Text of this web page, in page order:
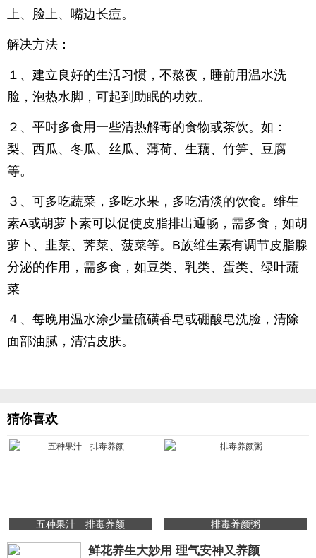
上、脸上、嘴边长痘。
解决方法：
１、建立良好的生活习惯，不熬夜，睡前用温水洗
脸，泡热水脚，可起到助眠的功效。
２、平时多食用一些清热解毒的食物或茶饮。如：
梨、西瓜、冬瓜、丝瓜、薄荷、生藕、竹笋、豆腐
等。
３、可多吃蔬菜，多吃水果，多吃清淡的饮食。维生
素A或胡萝卜素可以促使皮脂排出通畅，需多食，如胡
萝卜、韭菜、荠菜、菠菜等。B族维生素有调节皮脂腺
分泌的作用，需多食，如豆类、乳类、蛋类、绿叶蔬
菜
４、每晚用温水涂少量硫磺香皂或硼酸皂洗脸，清除
面部油腻，清洁皮肤。
猜你喜欢
五种果汁 排毒养颜 排毒养颜粥
鲜花养生大妙用 理气安神又养颜